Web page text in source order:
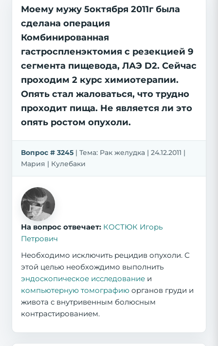
Моему мужу 5октября 2011г была
сделана операция
Комбинированная
гастроспленэктомия с резекцией 9
сегмента пищевода, ЛАЭ D2. Сейчас
проходим 2 курс химиотерапии.
Опять стал жаловаться, что трудно
проходит пища. Не является ли это
опять ростом опухоли.
Вопрос # 3245 | Тема: Рак желудка | 24.12.2011 |
Мария | Кулебаки
На вопрос отвечает: КОСТЮК Игорь
Петрович
Необходимо исключить рецидив опухоли. С
этой целью необхождимо выполнить
эндоскопическое исследование и
компьютерную томографию органов груди и
живота с внутривенным болюсным
контрастированием.